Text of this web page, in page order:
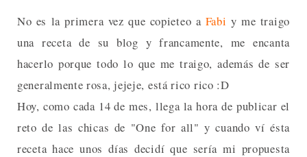
No es la primera vez que copieteo a Fabi y me traigo
una receta de su blog y francamente, me encanta
hacerlo porque todo lo que me traigo, además de ser
generalmente rosa, jejeje, está rico rico :D
Hoy, como cada 14 de mes, llega la hora de publicar el
reto de las chicas de "One for all" y cuando ví ésta
receta hace unos días decidí que sería mi propuesta